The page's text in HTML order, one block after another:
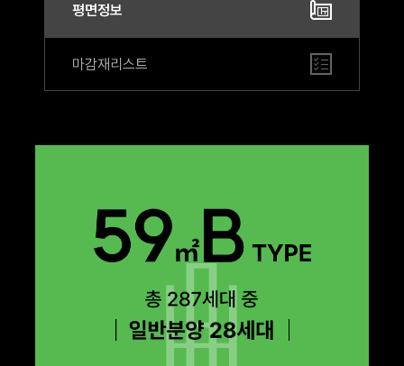
평면정보
마감재리스트